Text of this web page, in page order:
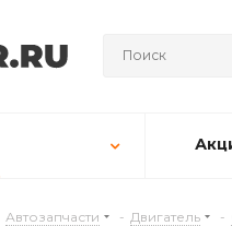
Автозапчасти - Двигатель -